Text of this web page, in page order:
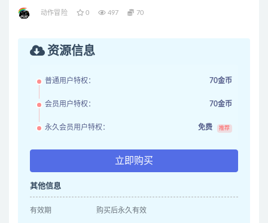
动作冒险 0 497 70
资源信息
普通用户特权： 70金币
会员用户特权： 70金币
永久会员用户特权： 免费 推荐
立即购买
其他信息
有效期 购买后永久有效